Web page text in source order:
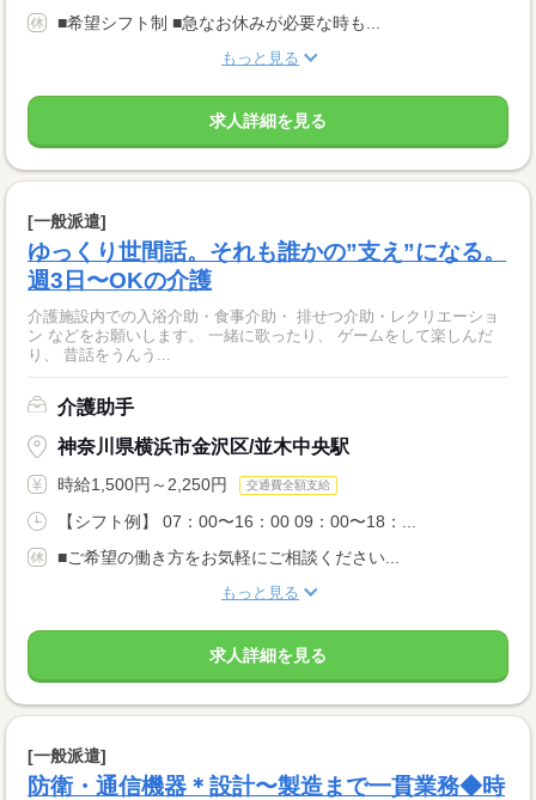
■希望シフト制 ■急なお休みが必要な時も...
もっと見る
求人詳細を見る
[一般派遣]
ゆっくり世間話。それも誰かの”支え”になる。
週3日〜OKの介護
介護施設内での入浴介助・食事介助・ 排せつ介助・レクリエーショ
ン などをお願いします。 一緒に歌ったり、 ゲームをして楽しんだ
り、 昔話をうんう...
介護助手
神奈川県横浜市金沢区/並木中央駅
時給1,500円～2,250円 交通費全額支給
【シフト例】 07：00〜16：00 09：00〜18：...
■ご希望の働き方をお気軽にご相談ください...
もっと見る
求人詳細を見る
[一般派遣]
防衛・通信機器＊設計〜製造まで一貫業務◆時